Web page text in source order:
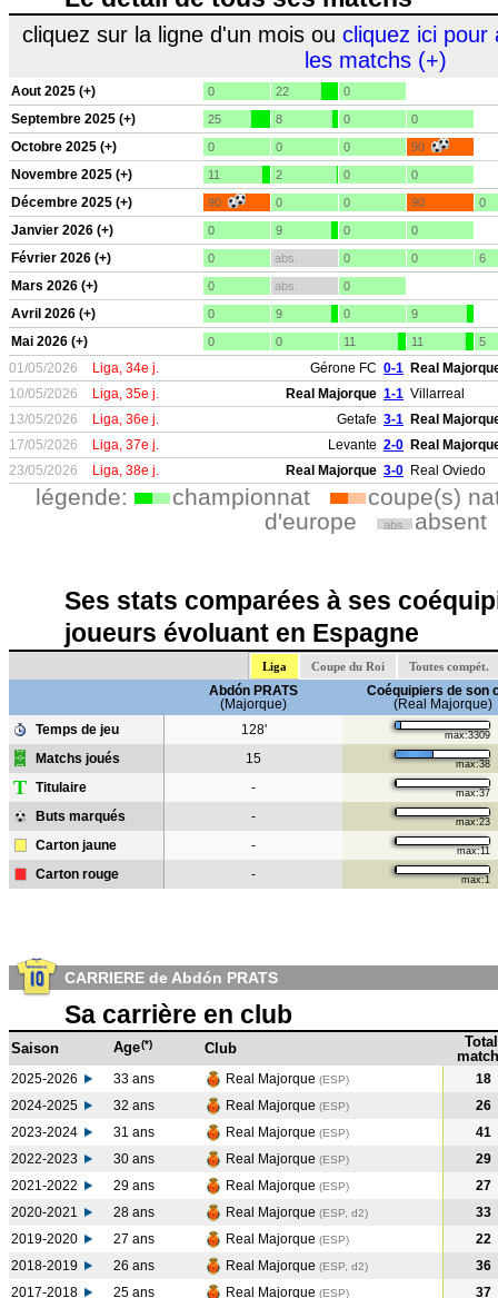
cliquez sur la ligne d'un mois ou cliquez ici pour
les matchs (+)
Aout 2025 (+) 0 22 0
Septembre 2025 (+) 25 8 0 0
Octobre 2025 (+) 0 0 0 90
Novembre 2025 (+) 11 2 0 0
Décembre 2025 (+) 90 0 0 90 0
Janvier 2026 (+) 0 9 0 0
Février 2026 (+) 0 abs. 0 0 6
Mars 2026 (+) 0 abs. 0
Avril 2026 (+) 0 9 0 9
Mai 2026 (+) 0 0 11 11 5
01/05/2026 Liga, 34e j. Gérone FC 0-1 Real
10/05/2026
Liga, 35e j. Real Majorque 1-1 Villarreal
13/05/2026
Liga, 36e j. Getafe 3-1 Real
17/05/2026
Liga, 37e j. Levante 2-0 Real
23/05/2026
Liga, 38e j. Real Majorque 3-0 Real Oviedo
légende: championnat
coupe(s)
d'europe
abs. absent
Ses stats comparées à ses
joueurs évoluant en Espagne
Liga Coupe du Roi Toutes compét.
Abdón PRATS
(Majorque)
Coéquipiers de son
(Real Majorque)
Temps de jeu
128' max:3309
Matchs joués 15 max:38
T Titulaire - max:37
Buts marqués - max:23
Carton jaune - max:11
Carton rouge - max:1
CARRIERE de Abdón PRATS
Sa carrière en club
Saison Age(*) Club
Total
2025-2026 33 ans Real Majorque (ESP)
18
2024-2025
32 ans Real Majorque (ESP)
26
2023-2024
31 ans Real Majorque (ESP)
41
2022-2023
30 ans Real Majorque (ESP)
29
2021-2022
29 ans Real Majorque (ESP)
27
2020-2021
28 ans Real Majorque (ESP, d2)
33
2019-2020
27 ans Real Majorque (ESP)
22
2018-2019
26 ans Real Majorque (ESP, d2)
36
2017-2018
25 ans Real Majorque (ESP) 37